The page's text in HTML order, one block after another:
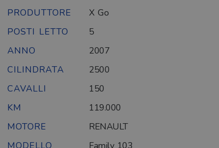
PRODUTTORE
X Go
POSTI LETTO
5
ANNO
2007
CILINDRATA
2500
CAVALLI
150
KM
119.000
MOTORE
RENAULT
MODELLO
Family 103